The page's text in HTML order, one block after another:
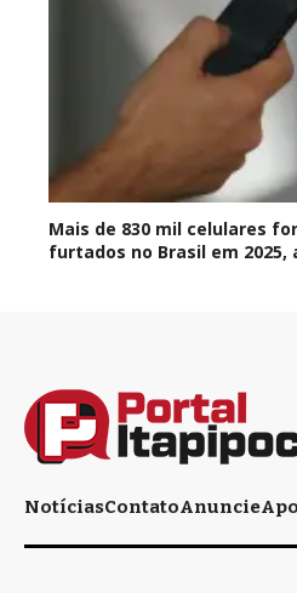
Mais de 830 mil celulares
furtados no Brasil em
NotíciasContatoAnuncie